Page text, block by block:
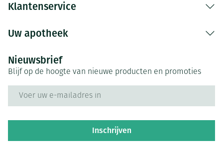
Klantenservice
Uw apotheek
Nieuwsbrief
Blijf op de hoogte van nieuwe producten en promoties
Inschrijven